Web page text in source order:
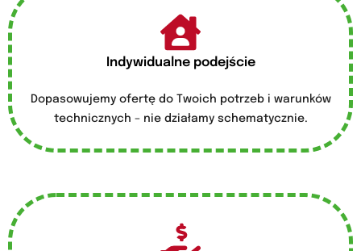
Indywidualne podejście
Dopasowujemy ofertę do Twoich potrzeb i warunków
technicznych – nie działamy schematycznie.